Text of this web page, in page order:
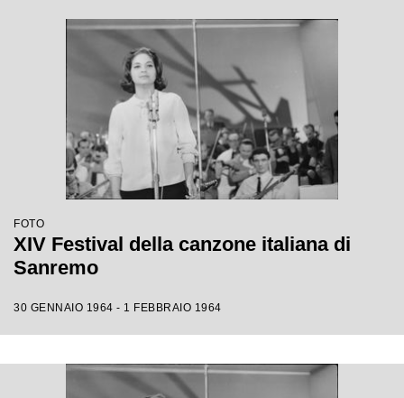
FOTO
XIV Festival della canzone italiana di
Sanremo
30 GENNAIO 1964 - 1 FEBBRAIO 1964